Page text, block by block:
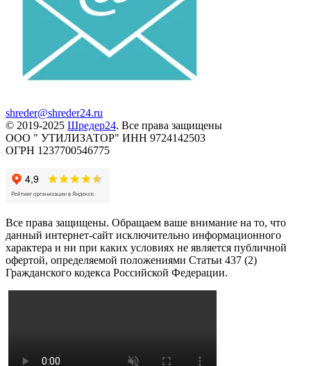
shreder@shreder24.ru
© 2019-2025 Шредер24. Все права защищены
ООО " УТИЛИЗАТОР" ИНН 9724142503
ОГРН 1237700546775
Все права защищены. Обращаем ваше внимание на то, что
данный интернет-сайт исключительно информационного
характера и ни при каких условиях не является публичной
офертой, определяемой положениями Статьи 437 (2)
Гражданского кодекса Российской Федерации.